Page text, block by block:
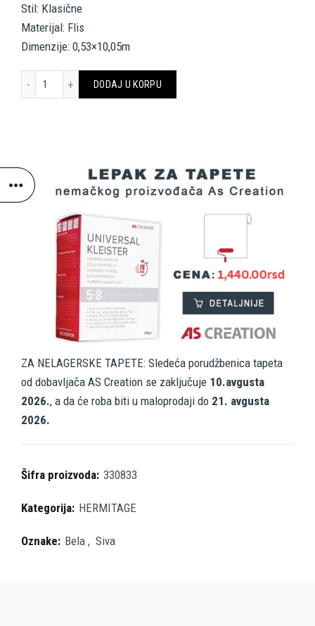
Stil: Klasične
Materijal: Flis
Dimenzije: 0,53×10,05m
A.S. Création Wallpaper 330833 količina
DODAJ U KORPU
ZA NELAGERSKE TAPETE: Sledeća porudžbenica tapeta
od dobavljača AS Creation se zaključuje 10.avgusta
2026., a da će roba biti u maloprodaji do 21. avgusta
2026.
Šifra proizvoda: 330833
Kategorija: HERMITAGE
Oznake: Bela , Siva